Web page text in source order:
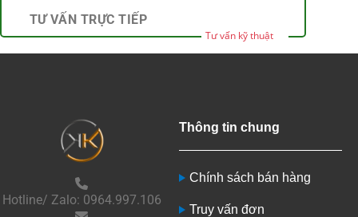
TƯ VẤN TRỰC TIẾP
Tư vấn kỹ thuật
Hotline/ Zalo: 0964.997.106
Thông tin chung
Chính sách bán hàng
Truy vấn đơn